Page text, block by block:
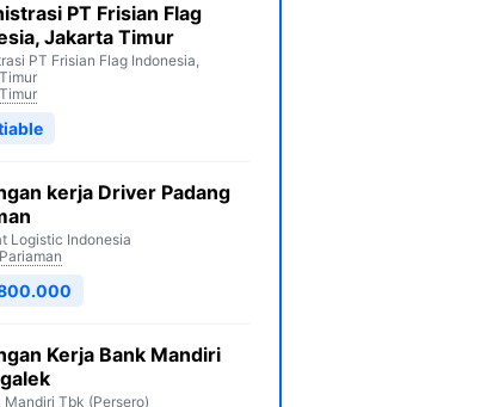
PT Frisian Flag
Jakarta Timur
PT Frisian Flag Indonesia,
kerja Driver Padang
Logistic Indonesia
Kerja Bank Mandiri
Mandiri Tbk (Persero)